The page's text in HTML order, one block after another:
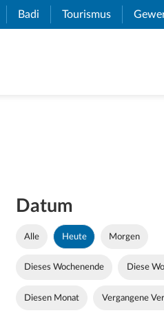
(External Link)
Badi (External Link)
Tourismus (External
Datum
Alle Heute Morgen
Dieses Wochenende Diese
Diesen Monat Vergangene